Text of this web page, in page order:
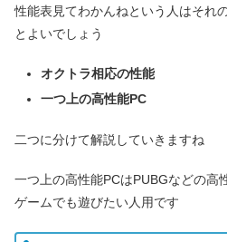
性能表見てわかんねという人はそれ
とよいでしょう
オクトラ相応の性能
一つ上の高性能PC
二つに分けて解説していきますね
一つ上の高性能PCはPUBGなどの高
ゲームでも遊びたい人用です